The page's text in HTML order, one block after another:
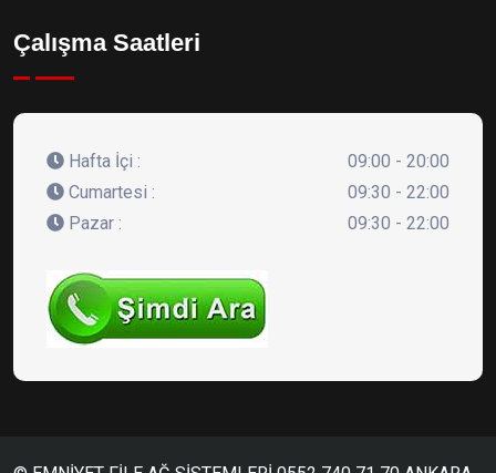
Çalışma Saatleri
Hafta İçi :
09:00 - 20:00
Cumartesi :
09:30 - 22:00
Pazar :
09:30 - 22:00